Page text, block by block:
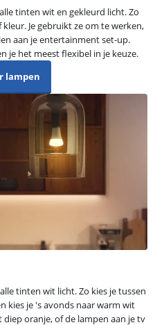
tinten wit en gekleurd licht. Zo
Je gebruikt ze om te werken,
aan je entertainment set-up.
je het meest flexibel in je keuze.
lampen
tinten wit licht. Zo kies je tussen
kies je 's avonds naar warm wit
oranje, of de lampen aan je tv